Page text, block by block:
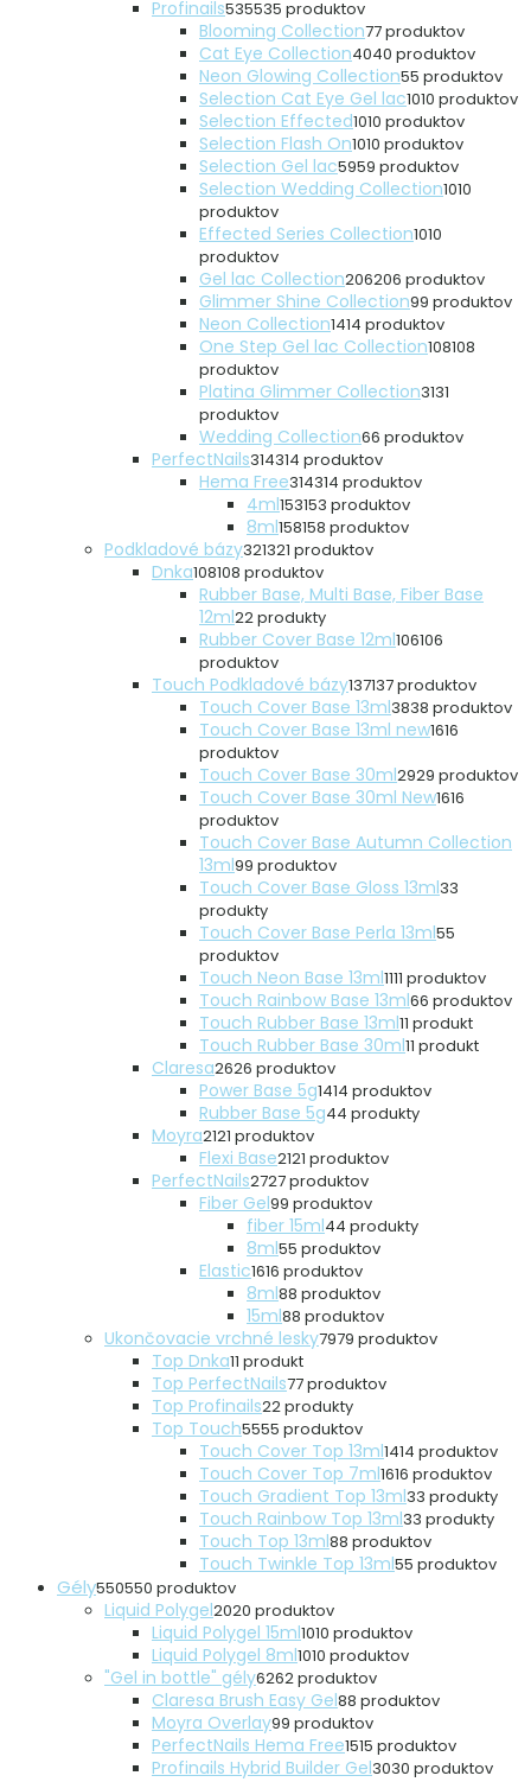
Profinails535535 produktov
Blooming Collection77 produktov
Cat Eye Collection4040 produktov
Neon Glowing Collection55 produktov
Selection Cat Eye Gel lac1010 produktov
Selection Effected1010 produktov
Selection Flash On1010 produktov
Selection Gel lac5959 produktov
Selection Wedding Collection1010
produktov
Effected Series Collection1010
produktov
Gel lac Collection206206 produktov
Glimmer Shine Collection99 produktov
Neon Collection1414 produktov
One Step Gel lac Collection108108
produktov
Platina Glimmer Collection3131
produktov
Wedding Collection66 produktov
PerfectNails314314 produktov
Hema Free314314 produktov
4ml153153 produktov
8ml158158 produktov
Podkladové bázy321321 produktov
Dnka108108 produktov
Rubber Base, Multi Base, Fiber Base
12ml22 produkty
Rubber Cover Base 12ml106106
produktov
Touch Podkladové bázy137137 produktov
Touch Cover Base 13ml3838 produktov
Touch Cover Base 13ml new1616
produktov
Touch Cover Base 30ml2929 produktov
Touch Cover Base 30ml New1616
produktov
Touch Cover Base Autumn Collection
13ml99 produktov
Touch Cover Base Gloss 13ml33
produkty
Touch Cover Base Perla 13ml55
produktov
Touch Neon Base 13ml1111 produktov
Touch Rainbow Base 13ml66 produktov
Touch Rubber Base 13ml11 produkt
Touch Rubber Base 30ml11 produkt
Claresa2626 produktov
Power Base 5g1414 produktov
Rubber Base 5g44 produkty
Moyra2121 produktov
Flexi Base2121 produktov
PerfectNails2727 produktov
Fiber Gel99 produktov
fiber 15ml44 produkty
8ml55 produktov
Elastic1616 produktov
8ml88 produktov
15ml88 produktov
Ukončovacie vrchné lesky7979 produktov
Top Dnka11 produkt
Top PerfectNails77 produktov
Top Profinails22 produkty
Top Touch5555 produktov
Touch Cover Top 13ml1414 produktov
Touch Cover Top 7ml1616 produktov
Touch Gradient Top 13ml33 produkty
Touch Rainbow Top 13ml33 produkty
Touch Top 13ml88 produktov
Touch Twinkle Top 13ml55 produktov
Gély550550 produktov
Liquid Polygel2020 produktov
Liquid Polygel 15ml1010 produktov
Liquid Polygel 8ml1010 produktov
"Gel in bottle" gély6262 produktov
Claresa Brush Easy Gel88 produktov
Moyra Overlay99 produktov
PerfectNails Hema Free1515 produktov
Profinails Hybrid Builder Gel3030 produktov